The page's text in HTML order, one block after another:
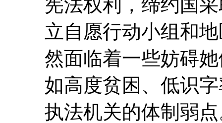
宪法权利，缔约国
立自愿行动小组和
然面临着一些妨碍
如高度贫困、低识
执法机关的体制弱